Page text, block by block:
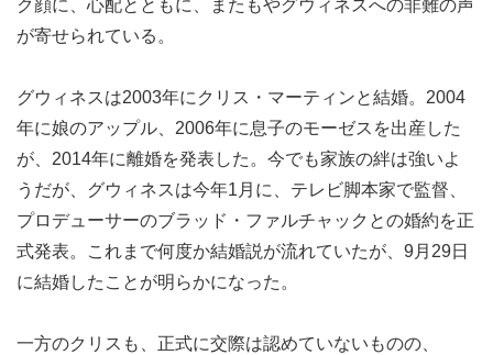
ク顔に、心配とともに、またもやグウィネスへの非難の声
が寄せられている。
グウィネスは2003年にクリス・マーティンと結婚。2004
年に娘のアップル、2006年に息子のモーゼスを出産した
が、2014年に離婚を発表した。今でも家族の絆は強いよ
うだが、グウィネスは今年1月に、テレビ脚本家で監督、
プロデューサーのブラッド・ファルチャックとの婚約を正
式発表。これまで何度か結婚説が流れていたが、9月29日
に結婚したことが明らかになった。
一方のクリスも、正式に交際は認めていないものの、